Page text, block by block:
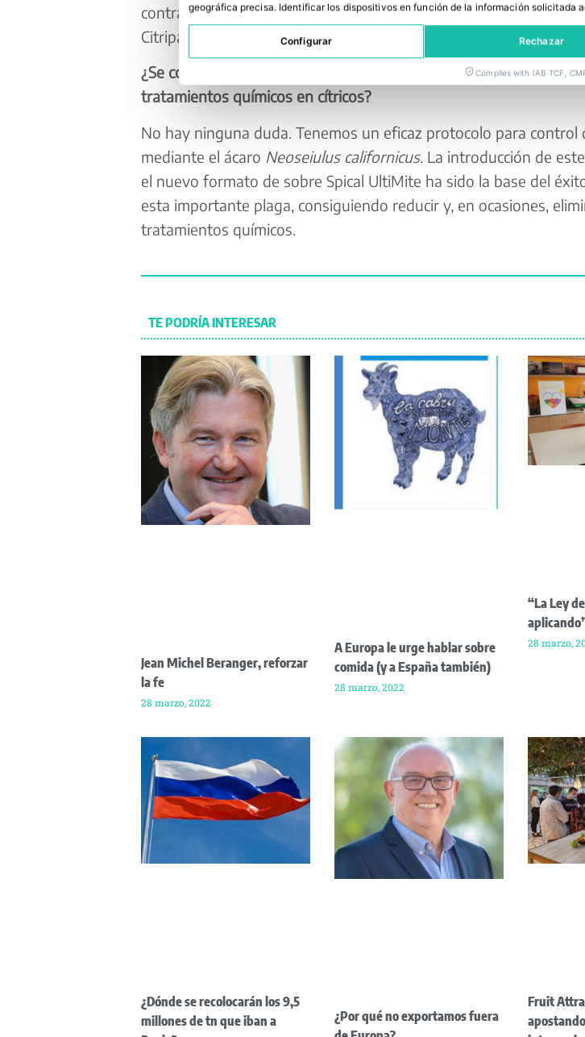
contra piojo rojo de California, piojo blanco del limonero y otras
Citripar contra la cochinilla, con un envase muy fácil de colgar en
¿Se confirma entonces que el control biológico es una alternativa
tratamientos químicos en cítricos?
No hay ninguna duda. Tenemos un eficaz protocolo para control
mediante el ácaro Neoseiulus californicus. La introducción de
el nuevo formato de sobre Spical UltiMite ha sido la base del
esta importante plaga, consiguiendo reducir y, en ocasiones,
tratamientos químicos.
TE PODRÍA INTERESAR
Jean Michel Beranger, reforzar
la fe
28 marzo, 2022
A Europa le urge hablar sobre
comida (y a España también)
28 marzo, 2022
“La Ley
28 marzo,
¿Dónde se recolocarán los 9,5
millones de tn que iban a
¿Por qué no exportamos fuera
Fruit
geográfica precisa. Identificar los dispositivos en función de la información solicitada
Configurar Rechazar
Complies with IAB TCF,